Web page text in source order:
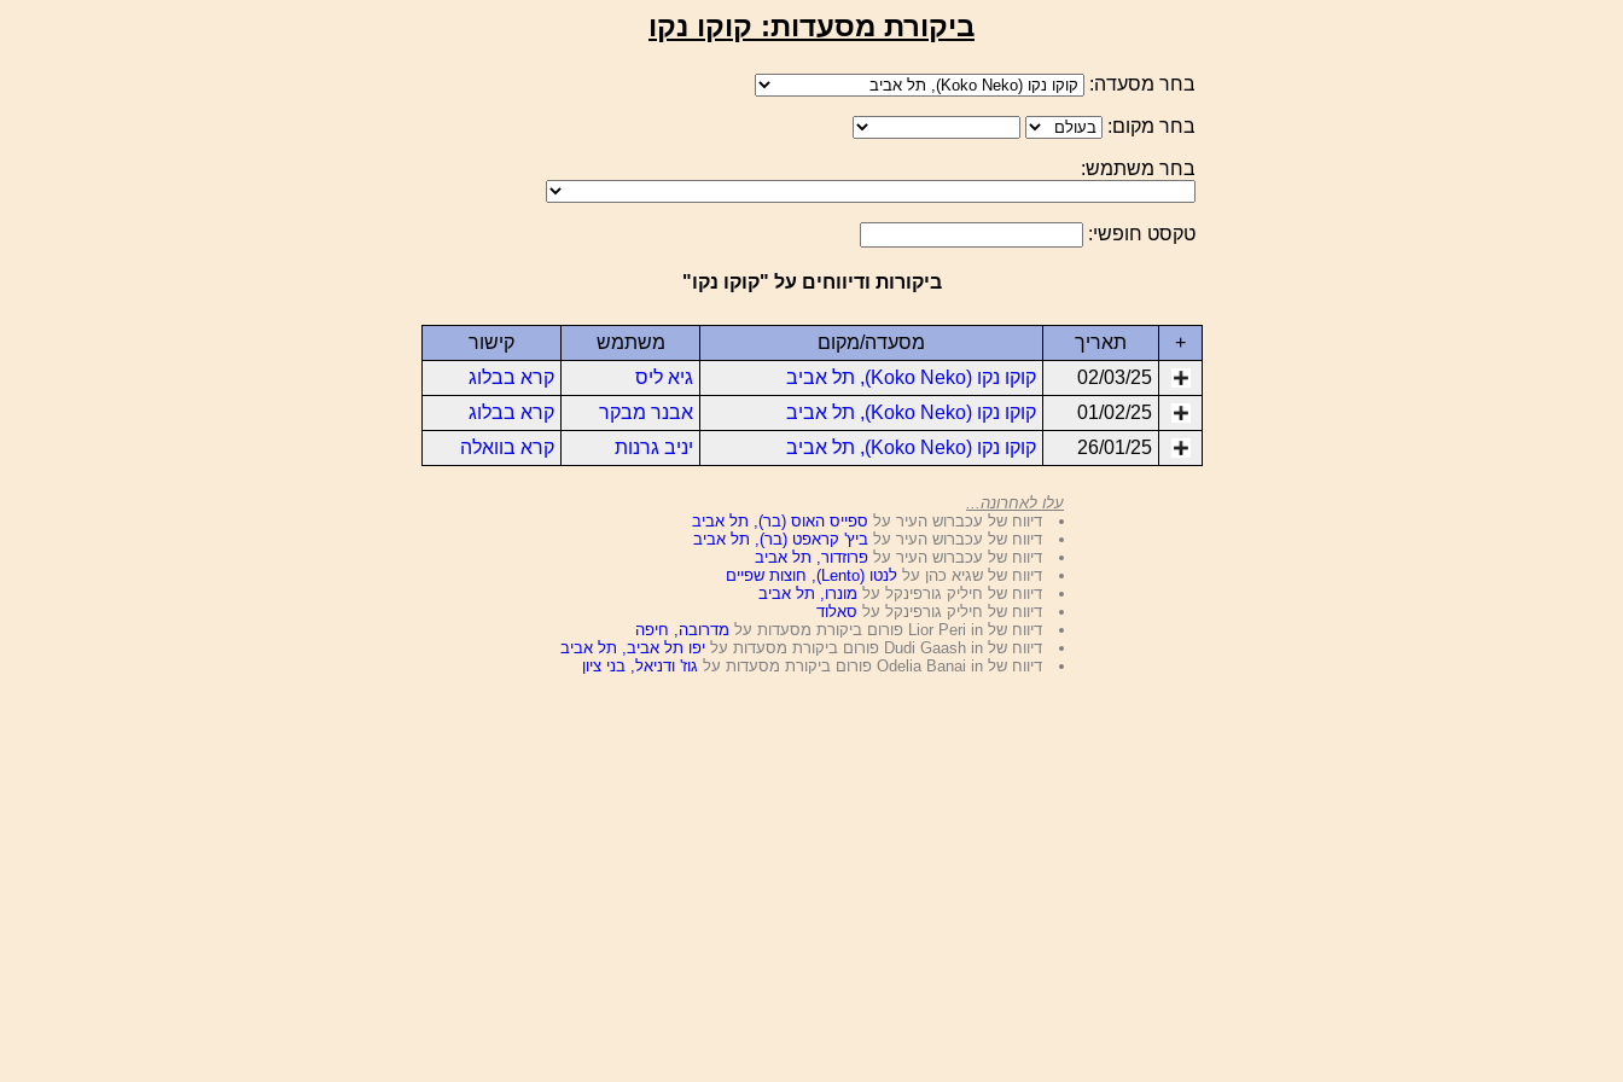
ביקורת מסעדות: קוקו נקו
בחר מסעדה:
בחר מקום:
בחר משתמש:
טקסט חופשי:
ביקורות ודיווחים על "קוקו נקו"
+ תאריך מסעדה/מקום משתמש
קישור
02/03/25
קוקו נקו (Koko Neko), תל אביב גיא ליס
קרא בבלוג
01/02/25
קוקו נקו (Koko Neko), תל אביב אבנר מבקר
קרא בבלוג
26/01/25
קוקו נקו (Koko Neko), תל אביב יניב גרנות קרא בוואלה
עלו לאחרונה...
דיווח של עכברוש העיר על ספייס האוס (בר), תל אביב
דיווח של עכברוש העיר על ביץ' קראפט (בר), תל אביב
דיווח של עכברוש העיר עלפרוזדור, תל אביב
דיווח של שגיא כהן עללנטו (Lento), חוצות שפיים
דיווח של חיליק גורפינקל על מונרו, תל אביב
דיווח של חיליק גורפינקל על סאלוד
דיווח של Lior Peri in פורום ביקורת מסעדות על
מדרובה, חיפה
דיווח של Dudi Gaash in פורום ביקורת מסעדות על
יפו תל אביב, תל אביב
דיווח של Odelia Banai in פורום ביקורת מסעדות על
גוז' ודניאל, בני ציון